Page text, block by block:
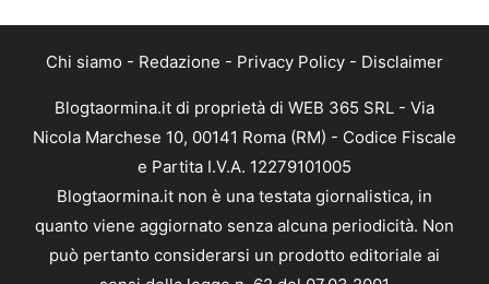
Chi siamo - Redazione - Privacy Policy - Disclaimer
Blogtaormina.it di proprietà di WEB 365 SRL - Via
Nicola Marchese 10, 00141 Roma (RM) - Codice Fiscale
e Partita I.V.A. 12279101005
Blogtaormina.it non è una testata giornalistica, in
quanto viene aggiornato senza alcuna periodicità. Non
può pertanto considerarsi un prodotto editoriale ai